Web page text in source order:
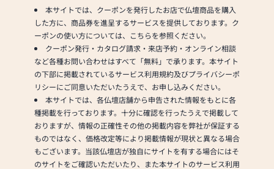
本サイトでは、クーポンを発行したお店で仏壇商品を購入
した方に、商品券を進呈するサービスを提供しております。ク
ーポンの使い方については、こちらを参照ください。
クーポン発行・カタログ請求・来店予約・オンライン相談
など各種お問い合わせはすべて「無料」で承ります。本サイト
の下部に掲載されているサービス利用規約及びプライバシーポ
リシーにご同意いただいたうえで、お申し込みください。
本サイトでは、各仏壇店舗から申告された情報をもとに各
種掲載を行っております。十分に確認を行ったうえで掲載して
おりますが、情報の正確性その他の掲載内容を弊社が保証する
ものではなく、価格改定等により掲載情報が現状と異なる場合
もございます。当該仏壇店が独自にサイトを有する場合にはそ
のサイトをご確認いただいたり、また本サイトのサービス利用